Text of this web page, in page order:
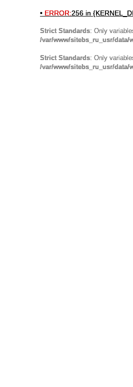
• ERROR:256 in
Strict Standards: Only
/var/www/sitebs_ru_usr/
Strict Standards: Only
/var/www/sitebs_ru_usr/